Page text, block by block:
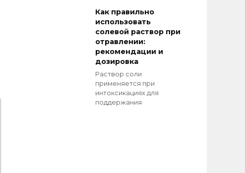
Как правильно
использовать
солевой раствор при
отравлении:
рекомендации и
дозировка
Раствор соли
применяется при
интоксикациях для
поддержания